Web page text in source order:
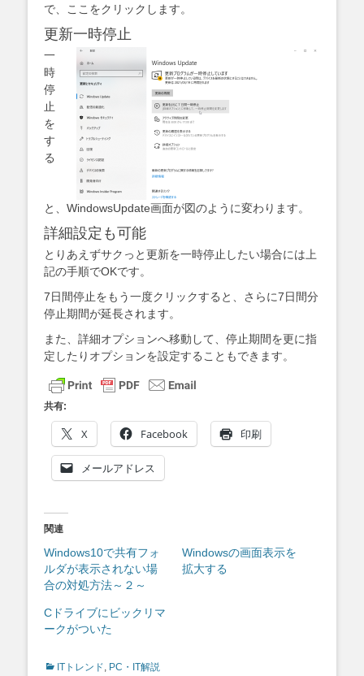
で、ここをクリックします。
更新一時停止
一
時
停
止
を
す
る
と、WindowsUpdate画面が図のように変わります。
詳細設定も可能
とりあえずサクっと更新を一時停止したい場合には上
記の手順でOKです。
7日間停止をもう一度クリックすると、さらに7日間分
停止期間が延長されます。
また、詳細オプションへ移動して、停止期間を更に指
定したりオプションを設定することもできます。
共有:
X Facebook 印刷
メールアドレス
関連
Windows10で共有フォ
ルダが表示されない場
合の対処方法～２～
Windowsの画面表示を
拡大する
Cドライブにビックリマ
ークがついた
Categories
ITトレンド, PC・IT解説